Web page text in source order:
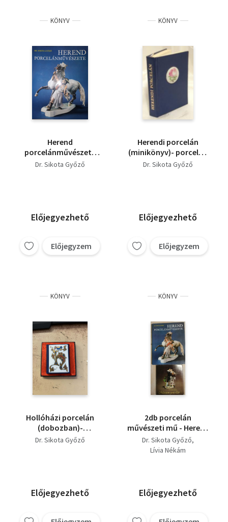
KÖNYV
Herend
porcelánművészete
(Harmadik, bővitett
Dr. Sikota Győző
Előjegyezhető
Előjegyzem
KÖNYV
Herendi porcelán
(minikönyv)- porcelán
plakettel
Dr. Sikota Győző
Előjegyezhető
Előjegyzem
KÖNYV
Hollóházi porcelán
(dobozban)-
minikönyv
Dr. Sikota Győző
Előjegyezhető
KÖNYV
2db porcelán
művészeti mű - Herend
porcelánművészete +
Meisseni porcelán
Dr. Sikota Győző
Lívia Nékám
Előjegyezhető